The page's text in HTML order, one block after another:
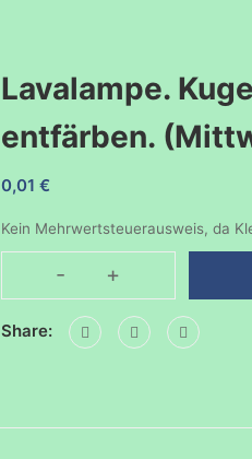
Lavalampe.
entfärben.
0,01 €
Kein Mehrwertsteuerausweis, da
-
Lavalampe.
Kugelschreibertinte
entfärben.
+
Share: